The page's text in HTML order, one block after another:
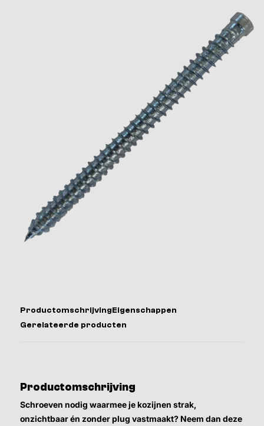
ProductomschrijvingEigenschappen
Gerelateerde producten
Productomschrijving
Schroeven nodig waarmee je kozijnen strak,
onzichtbaar én zonder plug vastmaakt? Neem dan deze